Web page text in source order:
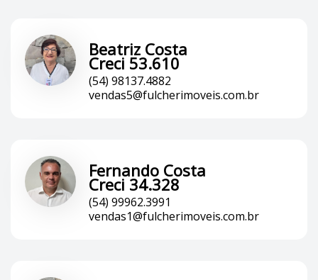
Beatriz Costa
Creci 53.610
(54) 98137.4882
vendas5@fulcherimoveis.com.br
Fernando Costa
Creci 34.328
(54) 99962.3991
vendas1@fulcherimoveis.com.br